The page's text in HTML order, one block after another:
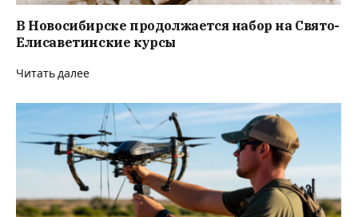
В Новосибирске продолжается набор на Свято-
Елисаветинские курсы
Читать далее